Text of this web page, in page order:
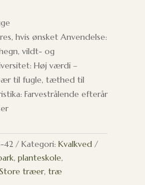
hvis ønsket Anvendelse:
vildt- og
Høj værdi –
til fugle, tæthed til
Farvestrålende efterår
42 Kategori: Kvalkved
, planteskole,
Store træer, træ